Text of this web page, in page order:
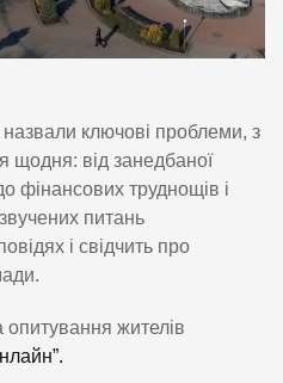
назвали ключові проблеми, з
щодня: від занедбаної
фінансових труднощів і
питань
і свідчить про
жителів